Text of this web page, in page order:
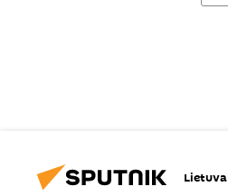
Lietuva